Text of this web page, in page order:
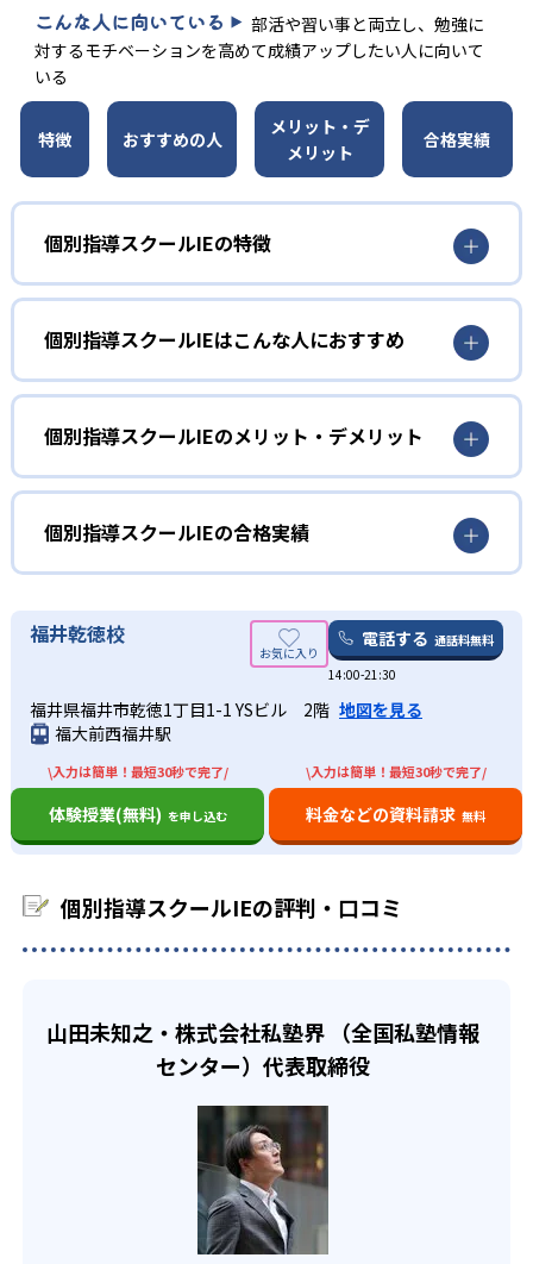
こんな人に向いている
部活や習い事と両立し、勉強に
対するモチベーションを高めて成績アップしたい人に向いて
いる
特徴 おすすめの人
メリット・デ
メリット
合格実績
個別指導スクールIEの特徴
出典：個別指導スクールIE
自由な時間、科目を選び苦手科目を克服
自分の希望する時間や曜日を選択し、習い事と両立できる
め。自分の学びたい科目、回数を選べるので、一人一人の
02
診断テストで子どものやる気をアップ
学力診断テストPCSと個性診断テストETSの2種類を実施し
ている。「プラス思考」「マイペース」「内気」など、勉
強において必要な性格診断をまず行う。その性格診断から
やる気を出すための授業プランを計画してくれる。
学力診断テストでは、わからないところを可視化し、子ど
も自身がどこでつまずいているかわかるようにしている。
個別指導スクールIEはこんな人におすすめ
小学生
意欲を高めて、勉強を習慣化したい人向け
小学生は、勉強の意欲を高めて、習慣化したい人に向いて
いる。診断テストを行うことで、生徒自身の勉強方法を確
立し、生徒のやる気を引き出すことが可能。また、学力診
断テストでは、自分の理解度も可視化されるので、小さな
子どもでも自分に何が足りないかがわかりやすい。
中学生
部活動と両立して、学校のテストで点数を上げたい
中学生では、部活動との両立を図り、コツコツ勉強して結
して、自由に時間、曜日、科目、回数が選べるのが魅力。
部活動で忙しい生徒でも、自由に選択できるので、自分の
ライフスタイルに合った授業プランを立てられる。
ルIEはおすすめ。志望校に応じて、個別に受験対策が可能
なので、自分のレベルに応じた対策をしてもらえる。
人向け
高校生では、コツコツマイペースで頑張りたい人に向いて
いる。診断テストに加え、生徒の理解度に応じたオリジナ
ル教材があるので、苦手な単元を克服することが可能。自
分の苦手な部分を把握し、積極的に勉強のやる気をひきだ
すこともできる。講師も担任制なので、子どもの苦手な部
分を理解し、克服できるように手引きしてくれるだろう。
また、大学受験のための勉強もできる。スクールIEでは、
個別指導スクールIEのメリット・デメリット
どんなメリットがある？
個別指導スクールIEの最大のメリットは、診断テストがあ
るところである。学力診断と個性診断で生徒自身のやる気
を引き出す。自分の性格を知り、どこが理解できていない
か可視化することで、勉強するための意欲を上げられる。
また、自由に時間や曜日、科目、回数を選べるのも魅力
的。習い事の両立を図れるので、自分のライフスタイルに
合わせられる。1:1、1:2の担任制なので、子どものわからな
い部分を講師の先生も熟知し指導してくれる環境が整って
いる。
遠方で通えない生徒には、オンラインでの受講も可能。近
くにスクールIEがなくても受講できるので、わざわざ足を
運ぶ必要がないのが良い点である。
デメリットを挙げるとすれば、講師を選ぶことができない
点である。相性の合わない先生だと、塾に通うのが苦痛に
う。
また、個別指導なので、周りのレベルと比較することがで
個別指導スクールIEの合格実績
合格実績は、各校舎によって違う。記載されている校舎も
あれば、記載されていない校舎もある。近くの校舎へ資料
ここでは、東京都にある東大和校の合格実績を記載する。
明治学院中学校 - 明法中学校 -
他
お茶の水女子大学附属高校 -
東京工業高等専門学校 -
- 昭和高校
多摩科学技術高校 - 東大和南高校
福井乾徳校 電話する 通話料無料
14:00-21:30
福井県福井市乾徳1丁目1-1 YSビル 2階 地図を見る
福大前西福井駅
\入力は簡単！最短30秒で完了/
体験授業(無料) を申し込む
\入力は簡単！最短30秒で完了/
料金などの資料請求 無料
個別指導スクールIEの評判・口コミ
山田未知之・株式会社私塾界 （全国私塾情報
センター）代表取締役